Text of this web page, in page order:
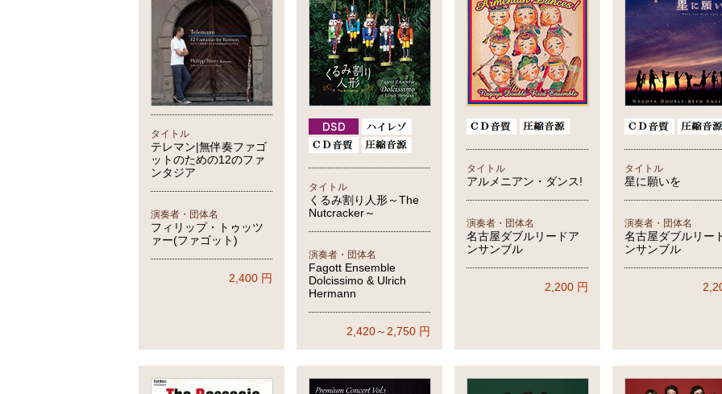
タイトル
テレマン|無伴奏ファゴ
ットのための12のファ
ンタジア
演奏者・団体名
フィリップ・トゥッツ
ァー(ファゴット)
2,400 円
タイトル
くるみ割り人形～The
Nutcracker～
演奏者・団体名
Fagott Ensemble
Dolcissimo & Ulrich
Hermann
2,420～2,750 円
タイトル
アルメニアン・ダンス!
演奏者・団体名
名古屋ダブルリードア
ンサンブル
2,200 円
タイトル
星に願いを
演奏者・団体名
名古屋ダブルリー
ンサンブル